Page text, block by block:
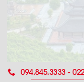
094.845.3333 -